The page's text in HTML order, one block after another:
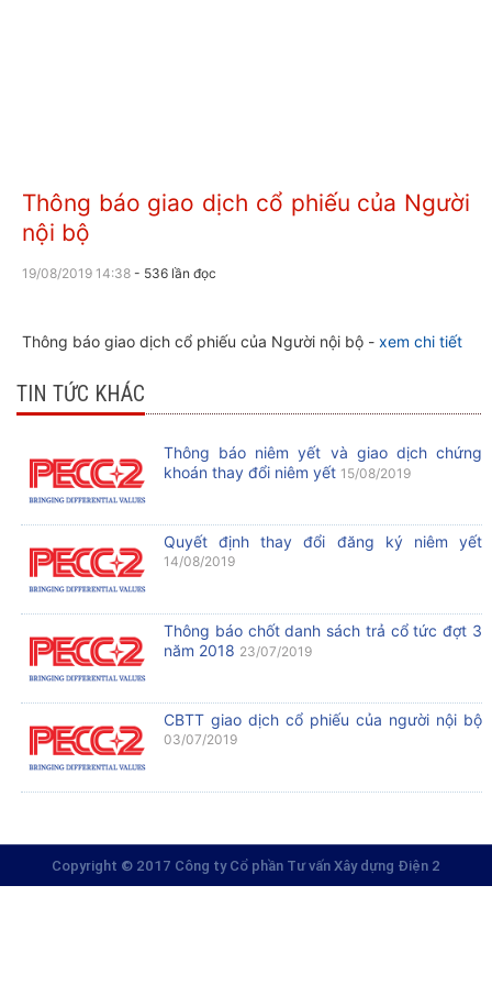
Thông báo giao dịch cổ phiếu của Người
nội bộ
19/08/2019 14:38 - 536 lần đọc
Thông báo giao dịch cổ phiếu của Người nội bộ - xem chi tiết
TIN TỨC KHÁC
Thông báo niêm yết và giao dịch chứng
khoán thay đổi niêm yết 15/08/2019
Quyết định thay đổi đăng ký niêm yết
14/08/2019
Thông báo chốt danh sách trả cổ tức đợt 3
năm 2018 23/07/2019
CBTT giao dịch cổ phiếu của người nội bộ
03/07/2019
Copyright © 2017 Công ty Cổ phần Tư vấn Xây dựng Điện 2